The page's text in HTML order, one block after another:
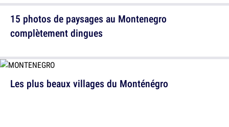
15 photos de paysages au Montenegro
complètement dingues
Les plus beaux villages du Monténégro